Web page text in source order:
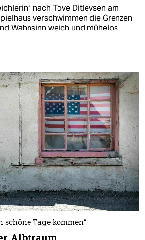
nach Tove Ditlevsen am
verschwimmen die Grenzen
Wahnsinn weich und mühelos.
schöne Tage kommen“